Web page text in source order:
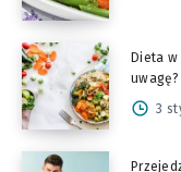
Dieta w
uwagę?
3